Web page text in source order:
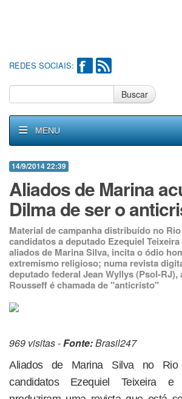
REDES SOCIAIS:
Buscar
MENU
14/9/2014 22:39
Aliados de Marina
Dilma de ser o
Material de campanha distribuído no
candidatos a deputado Ezequiel
aliados de Marina Silva, incita o ódio
extremismo religioso; numa revista
deputado federal Jean Wyllys (Psol-RJ),
Rousseff é chamada de "anticristo"
969 visitas -Fonte:Brasil247
Aliados de Marina Silva no
candidatos Ezequiel Teixeira e